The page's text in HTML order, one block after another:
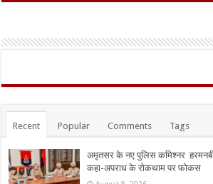
Recent Popular Comments Tags
अमृतसर के नए पुलिस कमिश्नर
कहा-अपराध के रोकथाम पर फोकस